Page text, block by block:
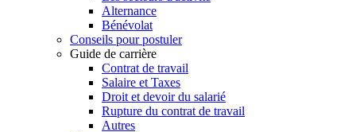
Alternance
Bénévolat
Conseils pour postuler
Guide de carrière
Contrat de travail
Salaire et Taxes
Droit et devoir du salarié
Rupture du contrat de travail
Autres